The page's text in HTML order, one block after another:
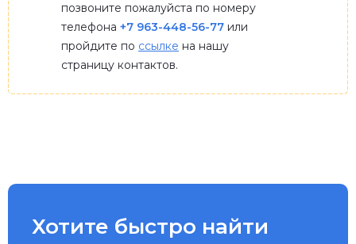
позвоните пожалуйста по номеру
телефона +7 963-448-56-77 или
пройдите по ссылке на нашу
страницу контактов.
Хотите быстро найти